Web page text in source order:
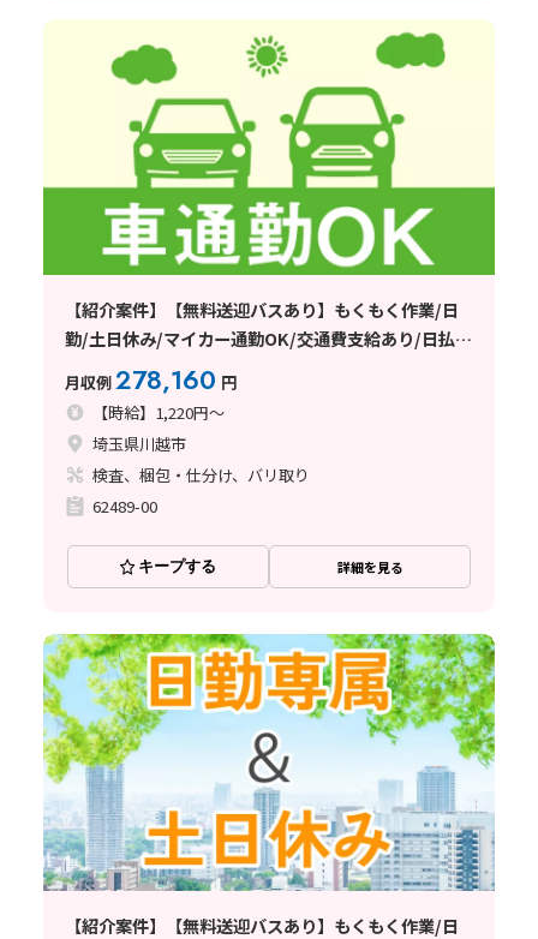
【紹介案件】【無料送迎バスあり】もくもく作業/日
勤/土日休み/マイカー通勤OK/交通費支給あり/日払
い・週払い制度あり
月収例278,160 円
【時給】1,220円～
埼玉県川越市
検査、梱包・仕分け、バリ取り
62489-00
キープする 詳細を見る
【紹介案件】【無料送迎バスあり】もくもく作業/日